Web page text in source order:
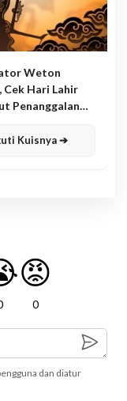
Weton
Cek Hari Lahir
Penanggalan
Kuisnya ➔
😡
0
dan diatur